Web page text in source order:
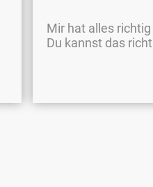
Mir hat alles
Du kannst das